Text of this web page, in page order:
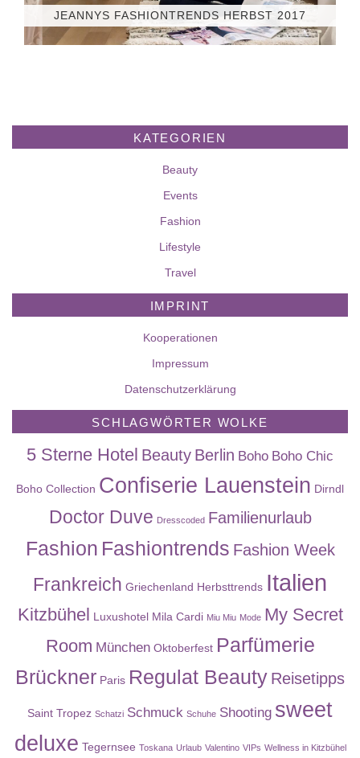
JEANNYS FASHIONTRENDS HERBST 2017
KATEGORIEN
Beauty
Events
Fashion
Lifestyle
Travel
IMPRINT
Kooperationen
Impressum
Datenschutzerklärung
SCHLAGWÖRTER WOLKE
5 Sterne Hotel Beauty Berlin Boho Boho Chic
Boho Collection Confiserie Lauenstein Dirndl
Doctor Duve Dresscoded Familienurlaub
Fashion Fashiontrends Fashion Week
Frankreich Griechenland Herbsttrends Italien
Kitzbühel Luxushotel Mila Cardi Miu Miu Mode My Secret
Room München Oktoberfest Parfümerie
Brückner Paris Regulat Beauty Reisetipps
Saint Tropez Schatzi Schmuck Schuhe Shooting sweet
deluxe Tegernsee Toskana Urlaub Valentino VIPs Wellness in Kitzbühel